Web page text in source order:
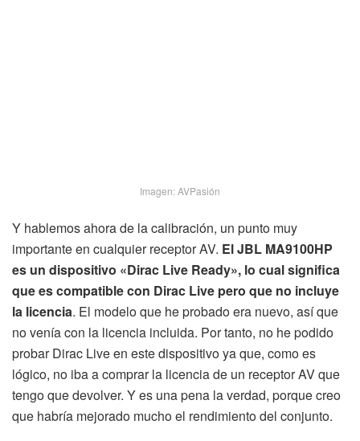
Imagen: AVPasión
Y hablemos ahora de la calibración, un punto muy
importante en cualquier receptor AV. El JBL MA9100HP
es un dispositivo «Dirac Live Ready», lo cual significa
que es compatible con Dirac Live pero que no incluye
la licencia. El modelo que he probado era nuevo, así que
no venía con la licencia incluida. Por tanto, no he podido
probar Dirac Live en este dispositivo ya que, como es
lógico, no iba a comprar la licencia de un receptor AV que
tengo que devolver. Y es una pena la verdad, porque creo
que habría mejorado mucho el rendimiento del conjunto.